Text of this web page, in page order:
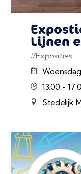
Lijnen
//Exposities
13:00 -
Stedelijk